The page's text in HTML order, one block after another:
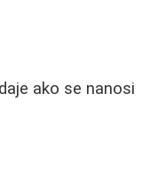
ako se nanosi